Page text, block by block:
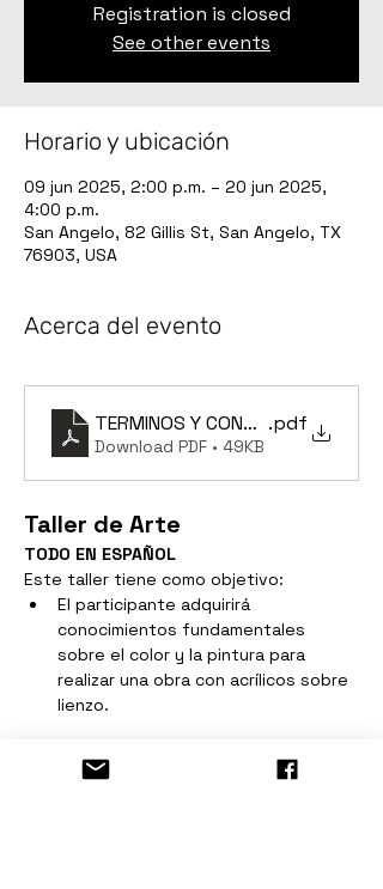
Registration is closed
See other events
Horario y ubicación
09 jun 2025, 2:00 p.m. – 20 jun 2025,
4:00 p.m.
San Angelo, 82 Gillis St, San Angelo, TX
76903, USA
Acerca del evento
TERMINOS Y CONDICIONES Taller
.pdf
Download PDF • 49KB
Taller de Arte
TODO EN ESPAÑOL
Este taller tiene como objetivo:
El participante adquirirá
conocimientos fundamentales
sobre el color y la pintura para
realizar una obra con acrílicos sobre
lienzo.
Mostrar más